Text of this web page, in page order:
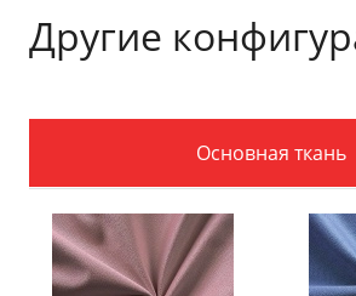
Другие
Основная ткань